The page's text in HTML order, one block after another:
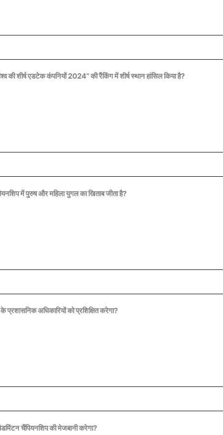
शीर्ष एडटेक कंपनियों 2024” की रैंकिंग में शीर्ष स्थान हांसिल किया है?
में पुरुष और महिला युगल का खिताब जीता है?
अधिकारियों को प्रशिक्षित करेगा?
चैंपियनशिप की मेजबानी करेगा?